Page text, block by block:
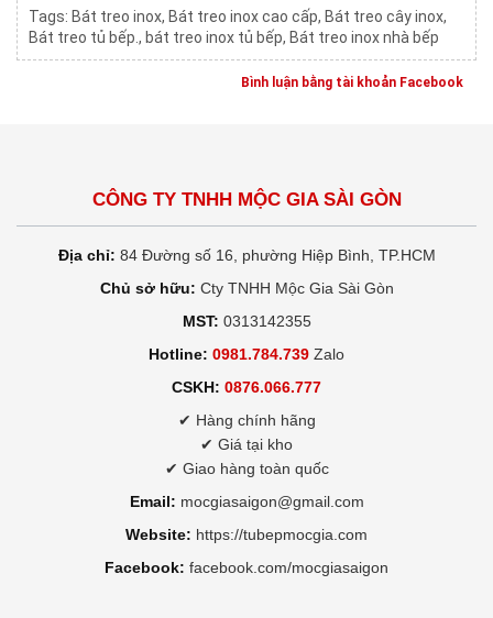
Tags: Bát treo inox, Bát treo inox cao cấp, Bát treo cây inox,
Bát treo tủ bếp. , bát treo inox tủ bếp, Bát treo inox nhà bếp
Bình luận bằng tài khoản Facebook
CÔNG TY TNHH MỘC GIA SÀI GÒN
Địa chỉ: 84 Đường số 16, phường Hiệp Bình, TP.HCM
Chủ sở hữu: Cty TNHH Mộc Gia Sài Gòn
MST: 0313142355
Hotline: 0981.784.739 Zalo
CSKH: 0876.066.777
✔ Hàng chính hãng
✔ Giá tại kho
✔ Giao hàng toàn quốc
Email: mocgiasaigon@gmail.com
Website: https://tubepmocgia.com
Facebook: facebook.com/mocgiasaigon